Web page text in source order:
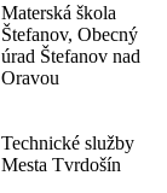
Materská škola
Štefanov, Obecný
úrad Štefanov nad
Oravou
Technické služby
Mesta Tvrdošín